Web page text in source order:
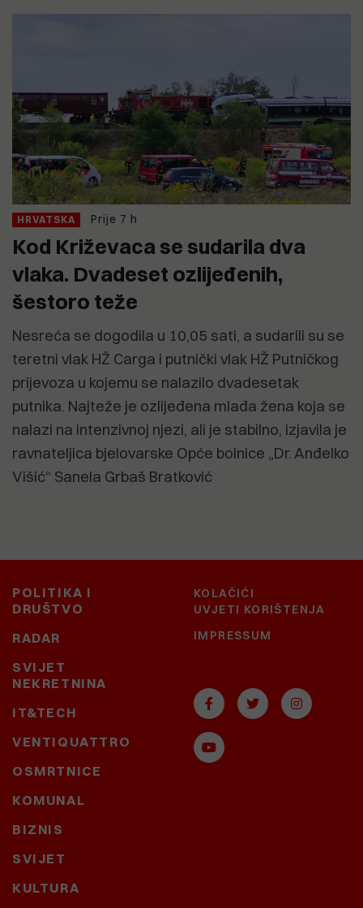
HRVATSKA Prije 7 h
Kod Križevaca se sudarila dva
vlaka. Dvadeset ozlijeđenih,
šestoro teže
Nesreća se dogodila u 10,05 sati, a sudarili su se
teretni vlak HŽ Carga i putnički vlak HŽ Putničkog
prijevoza u kojemu se nalazilo dvadesetak
putnika. Najteže je ozlijeđena mlađa žena koja se
nalazi na intenzivnoj njezi, ali je stabilno, izjavila je
ravnateljica bjelovarske Opće bolnice „Dr. Anđelko
Višić“ Sanela Grbaš Bratković
POLITIKA I
DRUŠTVO
RADAR
SVIJET
NEKRETNINA
IT&TECH
VENTIQUATTRO
OSMRTNICE
KOMUNAL
BIZNIS
SVIJET
KULTURA
KOLAČIĆI
UVJETI KORIŠTENJA
IMPRESSUM